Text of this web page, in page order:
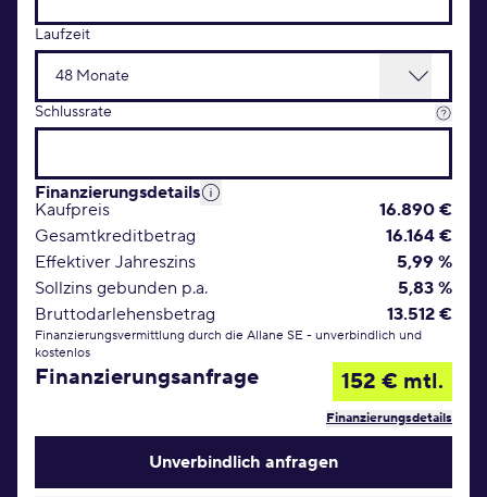
Laufzeit
Schlussrate
Finanzierungsdetails
Kaufpreis
16.890 €
Gesamtkreditbetrag
16.164 €
Effektiver Jahreszins
5,99 %
Sollzins gebunden p.a.
5,83 %
Bruttodarlehensbetrag
13.512 €
Finanzierungsvermittlung durch die Allane SE - unverbindlich und
kostenlos
Finanzierungsanfrage 152 € mtl.
Finanzierungsdetails
Unverbindlich anfragen